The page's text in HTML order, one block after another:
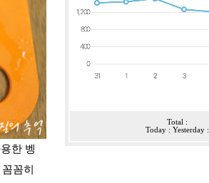
한 벵
꼼히
Total :
Today : Yesterday :